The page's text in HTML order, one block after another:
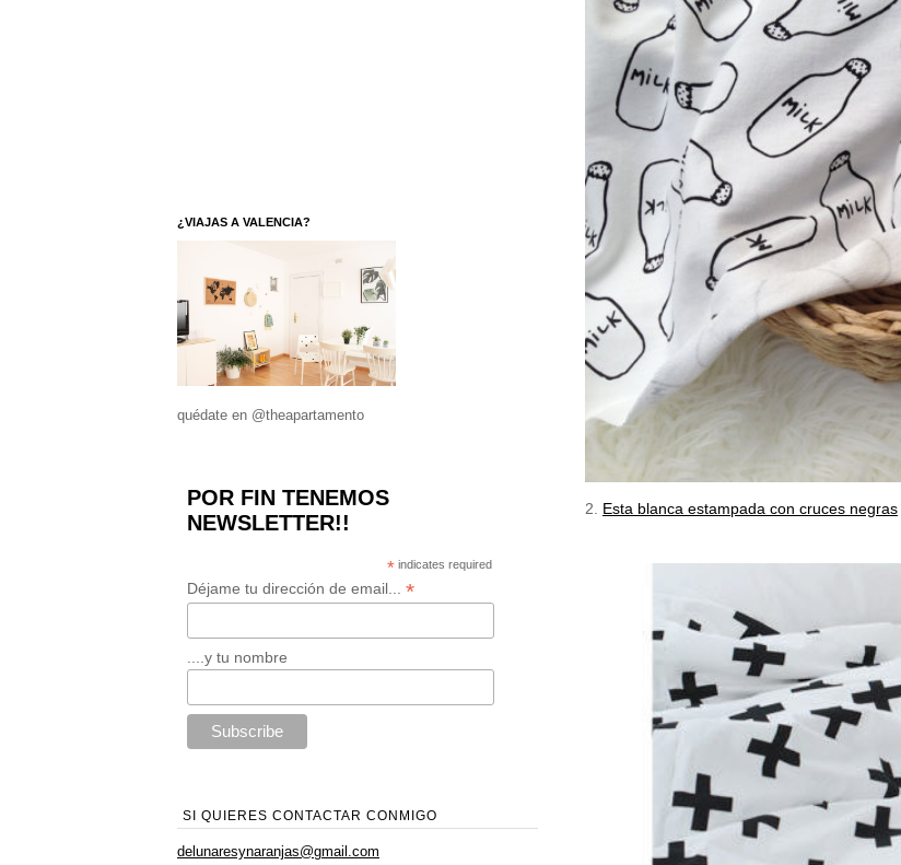
2. Esta blanca estampada con cruces negras
¿VIAJAS A VALENCIA?
quédate en @theapartamento
POR FIN TENEMOS
NEWSLETTER!!
* indicates required
Déjame tu dirección de email... *
....y tu nombre
SI QUIERES CONTACTAR CONMIGO
delunaresynaranjas@gmail.com